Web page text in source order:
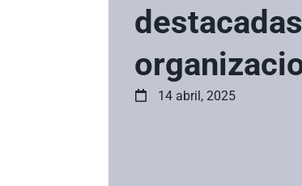
destacadas
14 abril, 2025